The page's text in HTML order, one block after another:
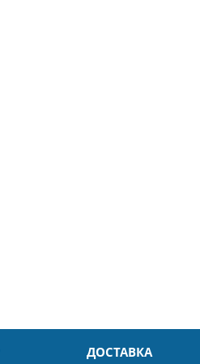
ДОСТАВКА